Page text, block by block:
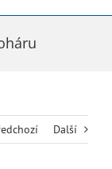
Další